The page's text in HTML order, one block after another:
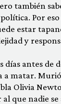
también
Por
estar
y
días antes de
a matar.
Olivia
que nadie se